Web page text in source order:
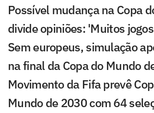
Possível mudança na Copa
divide opiniões: 'Muitos
Sem europeus, simulação
na final da Copa do Mundo
Movimento da Fifa prevê
Mundo de 2030 com 64